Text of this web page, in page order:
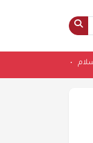
مساعي السلام